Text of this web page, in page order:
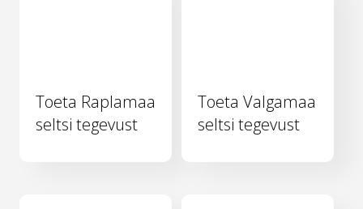
Toeta Raplamaa
seltsi tegevust
Toeta Valgamaa
seltsi tegevust